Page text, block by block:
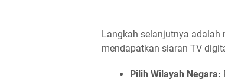
Langkah selanjutnya adalah
mendapatkan siaran TV
Pilih Wilayah Negara: